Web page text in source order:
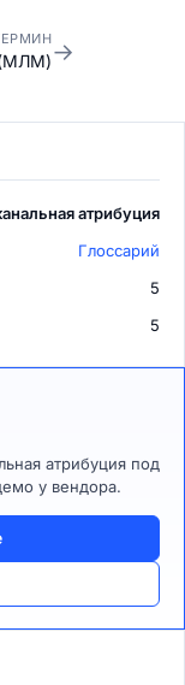
(МЛМ)→
атрибуция
Глоссарий
5
5
атрибуция под
у вендора.